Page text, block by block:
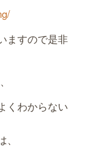
ますので是非
くわからない